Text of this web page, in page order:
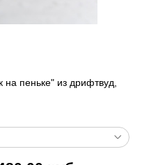
пеньке" из дрифтвуд,